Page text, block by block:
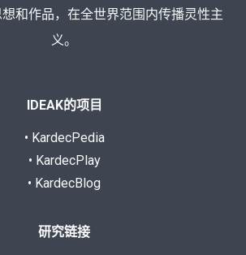
想和作品，在全世界范围内传播灵性主
义。
IDEAK的项目
• KardecPedia
• KardecPlay
• KardecBlog
研究链接